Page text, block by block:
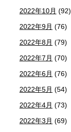
2022年10月 (92)
2022年9月 (76)
2022年8月 (79)
2022年7月 (70)
2022年6月 (76)
2022年5月 (54)
2022年4月 (73)
2022年3月 (69)